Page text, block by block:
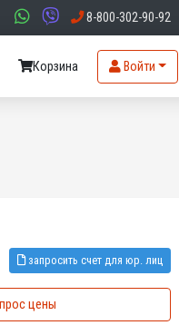
8-800-302-90-92
Корзина Войти
запросить счет для юр. лиц
цены